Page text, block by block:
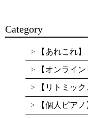
Category
【あれこれ】
【オンライ
【リトミック
【個人ピアノ